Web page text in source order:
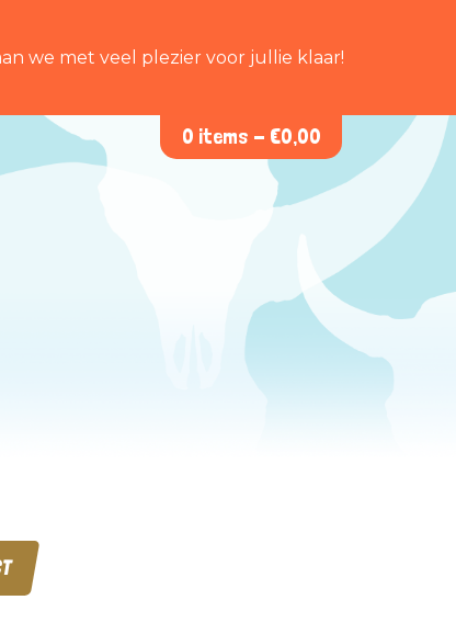
we met veel plezier voor jullie klaar!
0 items - €0,00